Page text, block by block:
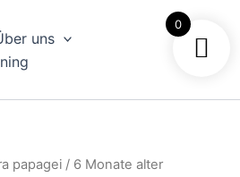
uns
papagei / 6 Monate alter
0